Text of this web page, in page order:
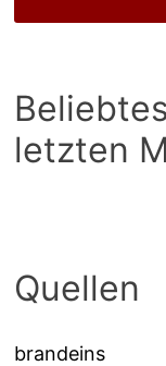
letzten
Quellen
brandeins